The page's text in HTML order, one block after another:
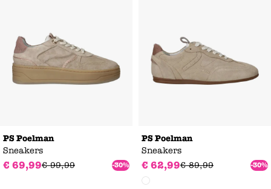
PS Poelman
Sneakers
€ 69,99€ 99,99 -30%
PS Poelman
Sneakers
€ 62,99€ 89,99 -30%